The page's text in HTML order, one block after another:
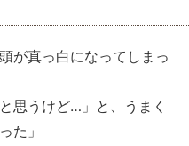
が真っ白になってしまっ
思うけど…」と、うまく
た」